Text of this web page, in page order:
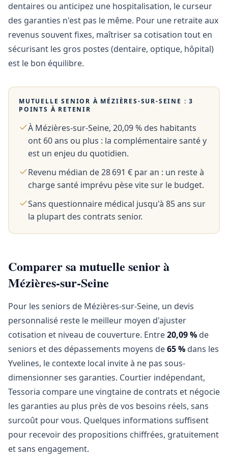
dentaires ou anticipez une hospitalisation, le curseur
des garanties n'est pas le même. Pour une retraite aux
revenus souvent fixes, maîtriser sa cotisation tout en
sécurisant les gros postes (dentaire, optique, hôpital)
est le bon équilibre.
MUTUELLE SENIOR À MÉZIÈRES-SUR-SEINE : 3
POINTS À RETENIR
À Mézières-sur-Seine, 20,09 % des habitants
ont 60 ans ou plus : la complémentaire santé y
est un enjeu du quotidien.
Revenu médian de 28 691 € par an : un reste à
charge santé imprévu pèse vite sur le budget.
Sans questionnaire médical jusqu'à 85 ans sur
la plupart des contrats senior.
Comparer sa mutuelle senior à
Mézières-sur-Seine
Pour les seniors de Mézières-sur-Seine, un devis
personnalisé reste le meilleur moyen d'ajuster
cotisation et niveau de couverture. Entre20,09 % de
seniors et des dépassements moyens de65 % dans les
Yvelines, le contexte local invite à ne pas sous-
dimensionner ses garanties. Courtier indépendant,
Tessoria compare une vingtaine de contrats et négocie
les garanties au plus près de vos besoins réels, sans
surcoût pour vous. Quelques informations suffisent
pour recevoir des propositions chiffrées, gratuitement
et sans engagement.